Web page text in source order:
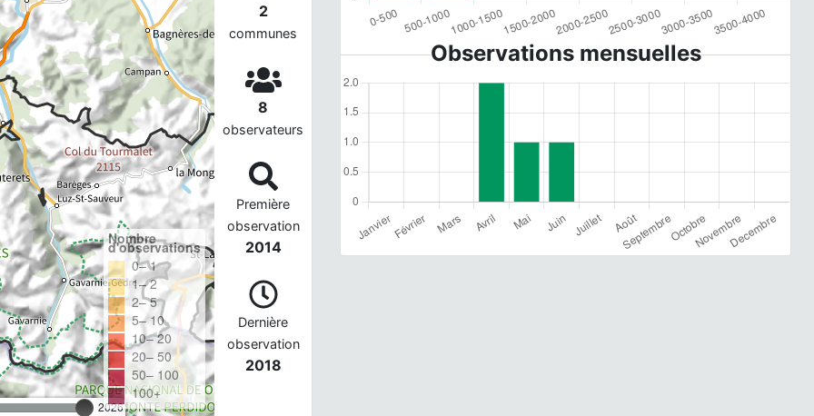
2026
Nombre
d'observations
0– 1
1– 2
2– 5
5– 10
10– 20
20– 50
50– 100
100+
2
communes
8
observateurs
Première
observation
2014
Dernière
observation
2018
Observations mensuelles